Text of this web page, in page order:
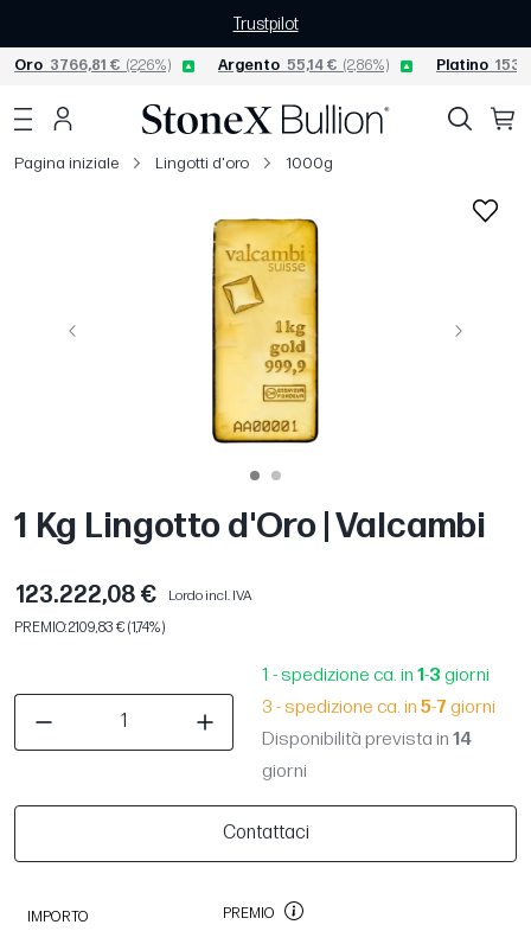
Trustpilot
Oro 3766,81 € (2,26%) Argento 55,14 € (2,86%) Platino
Pagina iniziale Lingotti d'oro 1000g
Precedente Avanti
1 Kg Lingotto d'Oro | Valcambi
123.222,08 €
Lordo incl. IVA
PREMIO: 2109,83 € (1,74%)
1 - spedizione ca. in1-3 giorni
3 - spedizione ca. in5-7 giorni
Disponibilità prevista in14
giorni
Contattaci
IMPORTO PREMIO